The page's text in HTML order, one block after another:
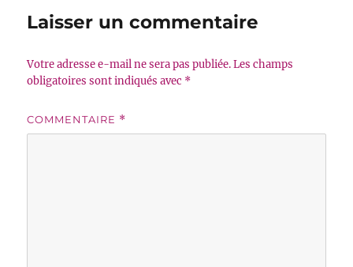
Laisser un commentaire
Votre adresse e-mail ne sera pas publiée. Les champs
obligatoires sont indiqués avec *
COMMENTAIRE *